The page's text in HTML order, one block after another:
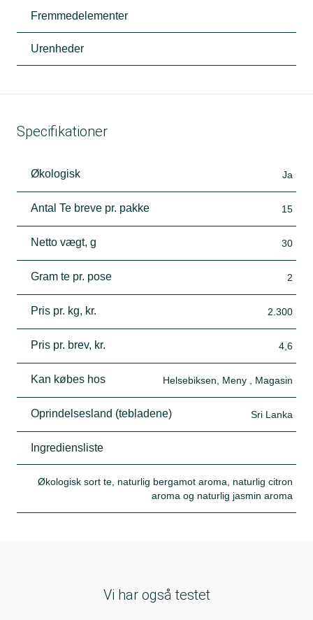
Fremmedelementer
Urenheder
Specifikationer
Økologisk Ja
Antal Te breve pr. pakke 15
Netto vægt, g 30
Gram te pr. pose 2
Pris pr. kg, kr. 2.300
Pris pr. brev, kr. 4,6
Kan købes hos Helsebiksen, Meny , Magasin
Oprindelsesland (tebladene) Sri Lanka
Ingrediensliste
Økologisk sort te, naturlig bergamot aroma, naturlig citron
aroma og naturlig jasmin aroma
Vi har også testet